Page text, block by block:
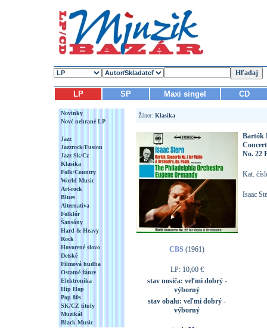
LP SP Maxi singel CD
Novinky
Nové nehrané LP
Jazz
Jazzrock/Fusion
Jazz Sk/Cz
Klasika
Folk/Country
World Music
Art-rock
Blues
Alternatíva
Folklór
Šansóny
Hard & Heavy
Rock
Hovorené slovo
Detské
Filmová hudba
Ostatné žánre
Elektronika
Hip Hop
Pop 80s
SK/CZ tituly
Muzikál
Black Music
Žáner: Klasika
CBS (1961)
LP: 10,00 €
stav nosiča: veľmi dobrý -
výborný
stav obalu: veľmi dobrý -
výborný
Bartók
No. 22
Kat.
Isaac